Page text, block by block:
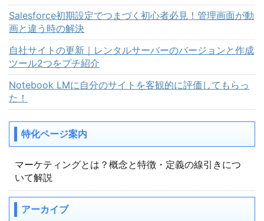
Salesforce初期設定でつまづく初心者必見！管理画面が動
画と違う時の解決
自社サイトの更新｜レンタルサーバーのバージョンと作成
ツール2つをプチ紹介
Notebook LMに自分のサイトを客観的に評価してもらっ
た！
特化ページ案内
マーケティングとは？概念と特徴・定義の線引きにつ
いて解説
アーカイブ